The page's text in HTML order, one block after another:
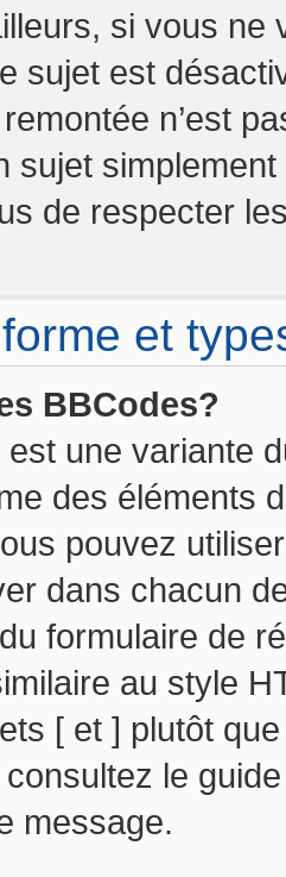
si vous ne
sujet est
n’est
sujet
de respecter
et
BBCodes?
est une variante
des éléments
pouvez
dans chacun
formulaire de
au style
[ et ] plutôt
le
message.